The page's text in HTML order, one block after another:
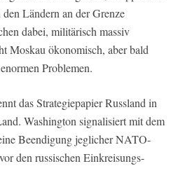
Ländern an der Grenze
dabei, militärisch massiv
Moskau ökonomisch, aber bald
Problemen.
das Strategiepapier Russland in
Washington signalisiert mit dem
Beendigung jeglicher NATO-
den russischen Einkreisungs-